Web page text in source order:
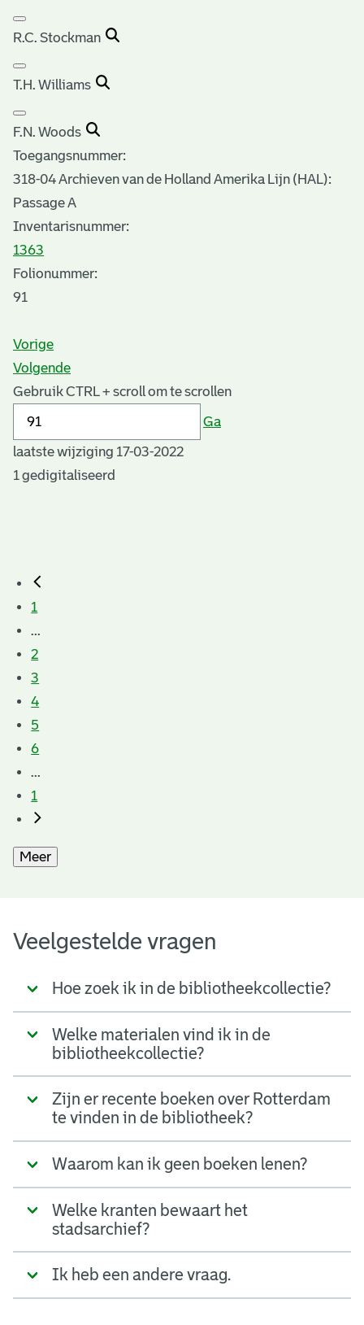
R.C. Stockman
T.H. Williams
F.N. Woods
Toegangsnummer:
318-04 Archieven van de Holland Amerika Lijn (HAL):
Passage A
Inventarisnummer:
1363
Folionummer:
91
Vorige
Volgende
Gebruik CTRL + scroll om te scrollen
Ga
laatste wijziging 17-03-2022
1 gedigitaliseerd
1
...
2
3
4
5
6
...
1
Meer
Veelgestelde vragen
Hoe zoek ik in de bibliotheekcollectie?
Welke materialen vind ik in de
bibliotheekcollectie?
Zijn er recente boeken over Rotterdam
te vinden in de bibliotheek?
Waarom kan ik geen boeken lenen?
Welke kranten bewaart het
stadsarchief?
Ik heb een andere vraag.